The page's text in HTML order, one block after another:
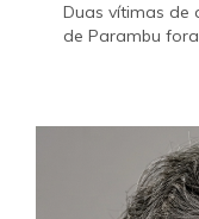
Duas vítimas de
de Parambu